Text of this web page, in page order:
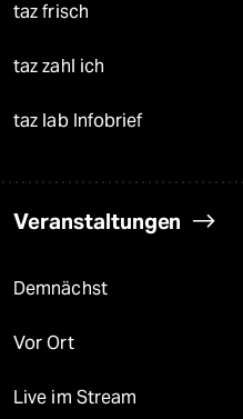
taz frisch
taz zahl ich
taz lab Infobrief
Veranstaltungen
Demnächst
Vor Ort
Live im Stream